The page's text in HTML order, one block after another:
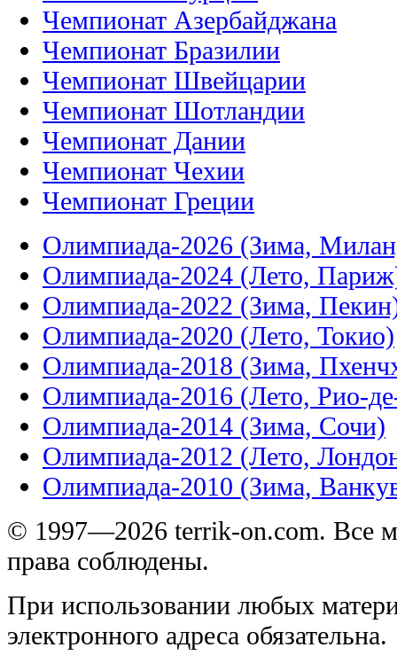
Чемпионат Азербайджана
Чемпионат Бразилии
Чемпионат Швейцарии
Чемпионат Шотландии
Чемпионат Дании
Чемпионат Чехии
Чемпионат Греции
Олимпиада-2026 (Зима,
Олимпиада-2024 (Лето,
Олимпиада-2022 (Зима,
Олимпиада-2020 (Лето, Токио)
Олимпиада-2018 (Зима,
Олимпиада-2016 (Лето, Рио-
Олимпиада-2014 (Зима, Сочи)
Олимпиада-2012 (Лето,
Олимпиада-2010 (Зима,
© 1997—2026 terrik-on.com. Все
права соблюдены.
При использовании любых
электронного адреса обязательна.